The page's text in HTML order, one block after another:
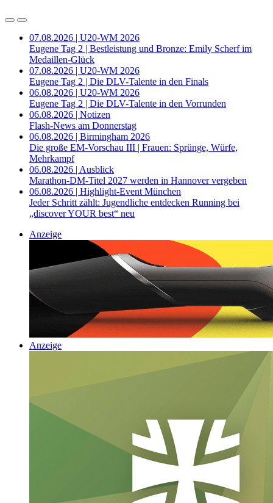
07.08.2026 | U20-WM 2026
Eugene Tag 2 | Bestleistung und Bronze: Emily Scherf im
Medaillen-Glück
07.08.2026 | U20-WM 2026
Eugene Tag 2 | Die DLV-Talente in den Finals
06.08.2026 | U20-WM 2026
Eugene Tag 2 | Die DLV-Talente in den Vorrunden
06.08.2026 | Notizen
Flash-News am Donnerstag
06.08.2026 | Birmingham 2026
Die große EM-Vorschau III | Frauen: Sprünge, Würfe,
Mehrkampf
06.08.2026 | Ausblick
Marathon-DM-Titel 2027 werden in Hannover vergeben
06.08.2026 | Highlight-Event München
Jeder Schritt zählt: Jugendliche entdecken Running bei
„discover YOUR best“ neu
Anzeige
Anzeige